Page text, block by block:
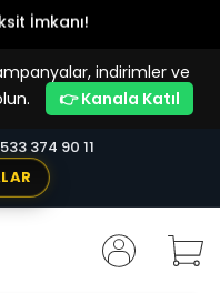
İmkanı!
indirimler ve
👉 Kanala Katıl
374 90 11